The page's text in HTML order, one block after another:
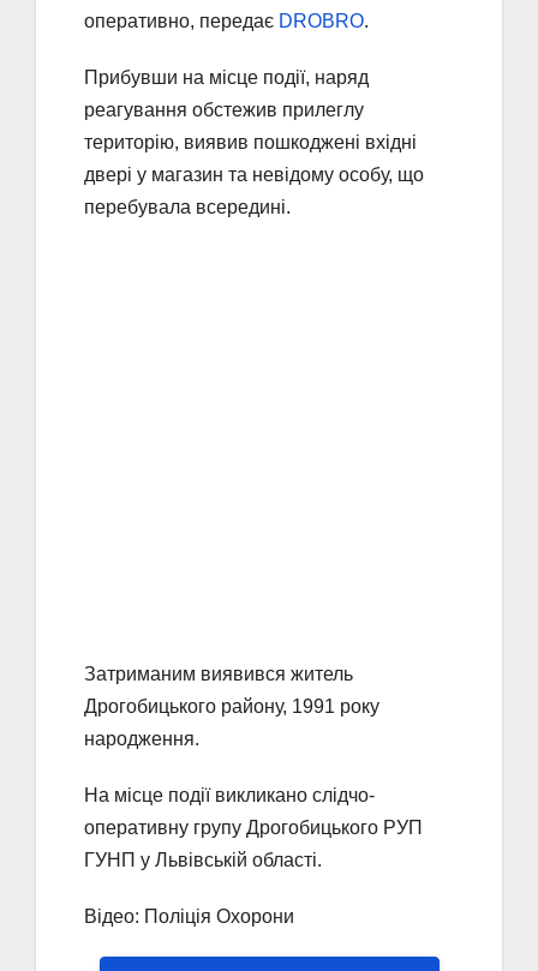
оперативно, передає DROBRO.
Прибувши на місце події, наряд
реагування обстежив прилеглу
територію, виявив пошкоджені вхідні
двері у магазин та невідому особу, що
перебувала всередині.
Затриманим виявився житель
Дрогобицького району, 1991 року
народження.
На місце події викликано слідчо-
оперативну групу Дрогобицького РУП
ГУНП у Львівській області.
Відео: Поліція Охорони